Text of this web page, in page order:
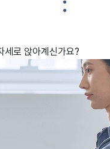
세로 앉아계신가요?